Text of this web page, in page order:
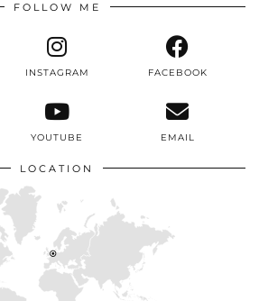
FOLLOW ME
INSTAGRAM FACEBOOK
YOUTUBE EMAIL
LOCATION